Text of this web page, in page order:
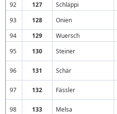
92
127 Schläppi
93
128 Onien
94
129 Wuersch
95
130 Steiner
96 131 Schär
97 132 Fässler
98 133 Melsa